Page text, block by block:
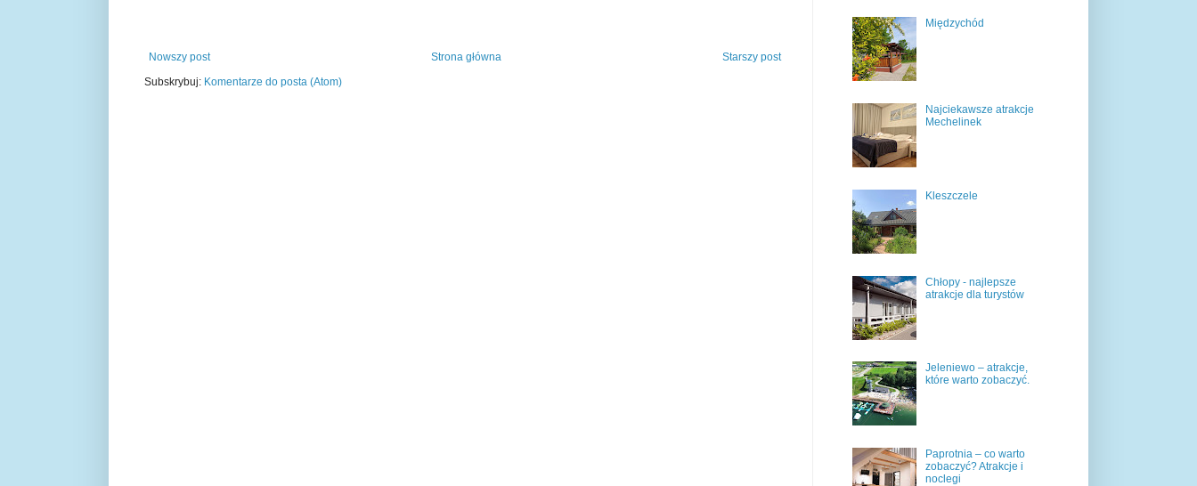
Nowszy post Starszy post
Strona główna
Subskrybuj: Komentarze do posta (Atom)
Międzychód
Najciekawsze atrakcje
Mechelinek
Kleszczele
Chłopy - najlepsze
atrakcje dla turystów
Jeleniewo – atrakcje,
które warto zobaczyć.
Paprotnia – co warto
zobaczyć? Atrakcje i
noclegi